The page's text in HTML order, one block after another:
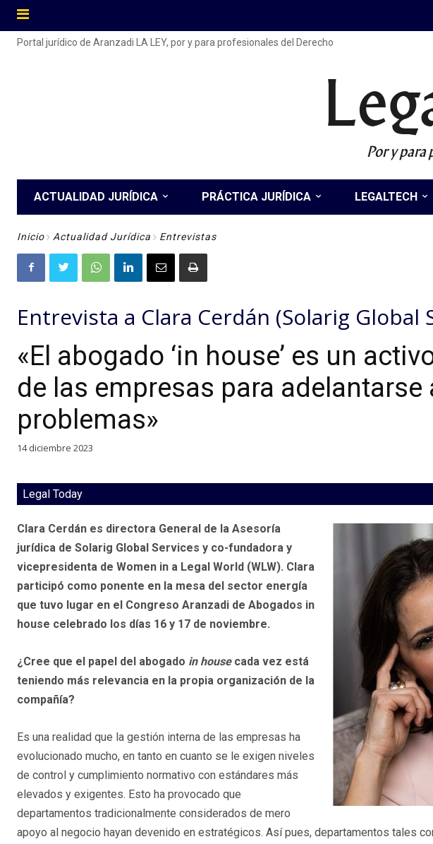
Portal jurídico de Aranzadi LA LEY, por y para profesionales del Derecho
Por y para
ACTUALIDAD JURÍDICA PRÁCTICA JURÍDICA LEGALTECH
Inicio Actualidad Jurídica Entrevistas
Entrevista a Clara Cerdán (Solarig Global
«El abogado ‘in house’ es un
de las empresas para adelantarse
problemas»
14 diciembre 2023
Legal Today
Clara Cerdán es directora General de la Asesoría
jurídica de Solarig Global Services y co-fundadora y
vicepresidenta de Women in a Legal World (WLW). Clara
participó como ponente en la mesa del sector energía
que tuvo lugar en el Congreso Aranzadi de Abogados in
house celebrado los días 16 y 17 de noviembre.
¿Cree que el papel del abogado in housecada vez está
teniendo más relevancia en la propia organización de la
compañía?
Es una realidad que la gestión interna de las empresas ha
evolucionado mucho, en tanto en cuanto se le exigen niveles
de control y cumplimiento normativo con estándares más
elevados y exigentes. Esto ha provocado que
departamentos tradicionalmente considerados de mero
apoyo al negocio hayan devenido en estratégicos. Así pues, departamentos tales